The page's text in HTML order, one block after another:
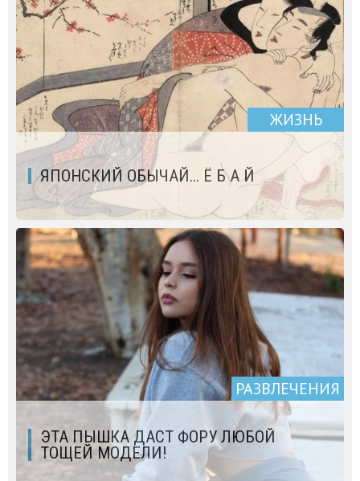
ЖИЗНЬ
ЯПОНСКИЙ ОБЫЧАЙ... Ё Б А Й
РАЗВЛЕЧЕНИЯ
ЭТА ПЫШКА ДАСТ ФОРУ ЛЮБОЙ
ТОЩЕЙ МОДЕЛИ!